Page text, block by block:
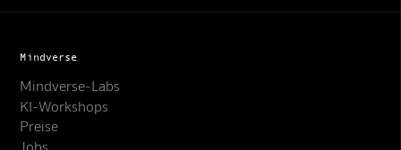
Mindverse
Mindverse-Labs
KI-Workshops
Preise
Jobs